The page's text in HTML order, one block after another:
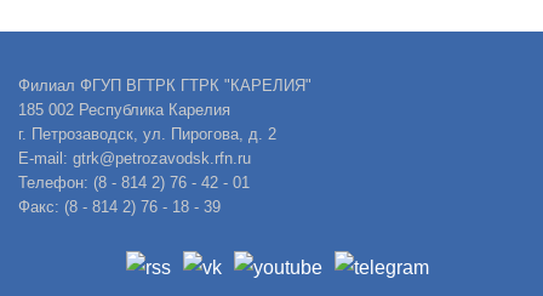
Филиал ФГУП ВГТРК ГТРК "КАРЕЛИЯ"
185 002 Республика Карелия
г. Петрозаводск, ул. Пирогова, д. 2
E-mail: gtrk@petrozavodsk.rfn.ru
Телефон: (8 - 814 2) 76 - 42 - 01
Факс: (8 - 814 2) 76 - 18 - 39